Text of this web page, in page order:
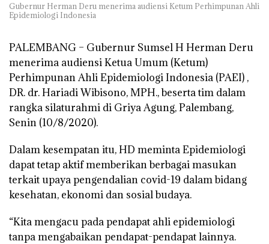
Gubernur Herman Deru menerima audiensi Ketum Perhimpunan Ahli
Epidemiologi Indonesia
PALEMBANG – Gubernur Sumsel H Herman Deru
menerima audiensi Ketua Umum (Ketum)
Perhimpunan Ahli Epidemiologi Indonesia (PAEI) ,
DR. dr. Hariadi Wibisono, MPH., beserta tim dalam
rangka silaturahmi di Griya Agung, Palembang,
Senin (10/8/2020).
Dalam kesempatan itu, HD meminta Epidemiologi
dapat tetap aktif memberikan berbagai masukan
terkait upaya pengendalian covid-19 dalam bidang
kesehatan, ekonomi dan sosial budaya.
“Kita mengacu pada pendapat ahli epidemiologi
tanpa mengabaikan pendapat-pendapat lainnya.